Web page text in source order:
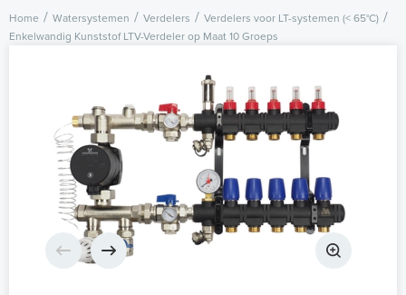
Home Watersystemen Verdelers
Verdelers voor LT-systemen (< 65°C)
Enkelwandig Kunststof LTV-Verdeler op Maat 10 Groeps